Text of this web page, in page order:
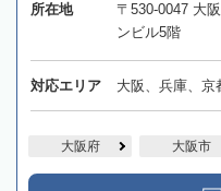
所在地
〒530-0047 大
ンビル5階
対応エリア 大阪、兵庫、京
大阪府 大阪市